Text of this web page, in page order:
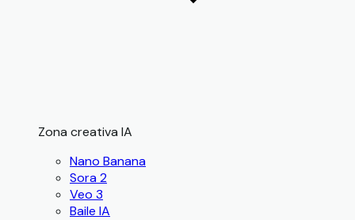
Zona creativa IA
Nano Banana
Sora 2
Veo 3
Baile IA